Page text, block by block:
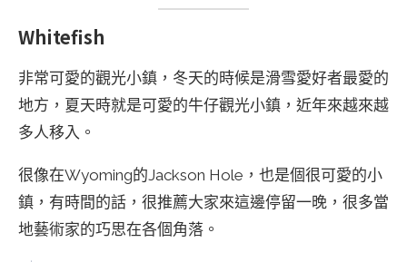
Whitefish
非常可愛的觀光小鎮，冬天的時候是滑雪愛好者最愛的
地方，夏天時就是可愛的牛仔觀光小鎮，近年來越來越
多人移入。
很像在Wyoming的Jackson Hole，也是個很可愛的小
鎮，有時間的話，很推薦大家來這邊停留一晚，很多當
地藝術家的巧思在各個角落。